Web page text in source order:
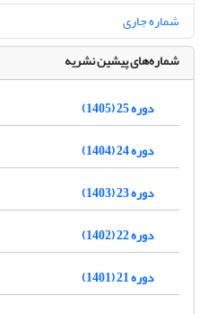
شماره جاری
شماره‌های پیشین نشریه
دوره 25 (1405)
دوره 24 (1404)
دوره 23 (1403)
دوره 22 (1402)
دوره 21 (1401)